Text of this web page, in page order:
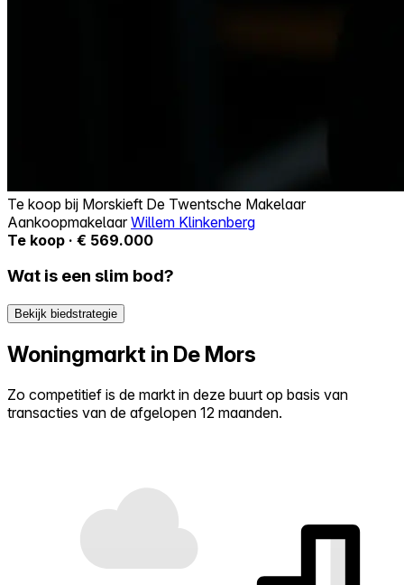
Te koop bij Morskieft De Twentsche Makelaar
AankoopmakelaarWillem Klinkenberg
Te koop · € 569.000
Wat is een slim bod?
Bekijk biedstrategie
Woningmarkt in De Mors
Zo competitief is de markt in deze buurt op basis van
transacties van de afgelopen 12 maanden.